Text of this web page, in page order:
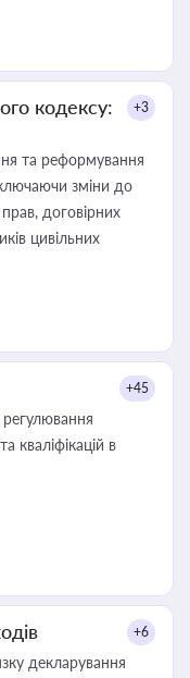
кодексу:
+3
та реформування
зміни до
договірних
цивільних
+45
кваліфікацій в
+6
декларування